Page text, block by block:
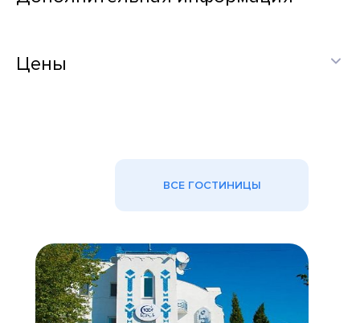
Цены
ВСЕ ГОСТИНИЦЫ